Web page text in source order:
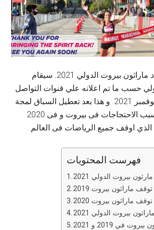
تم الاعلان عن ميعاد ماراثون بيروت الدولي 2021. سيقام
حسب ما تم اعلانه علي قنوات التواصل
الاجتماعي يوم 14 نوفمبر 2021. و هذا بعد تعطيل السباق لمجة
عامين فى 2019 بسبب الاحتجاجات فى بيروت و فى 2020
الذي اوقف جميع الرياضات فى العالم.
فهرست المحتويات
مارثون بيروت الدولي 2021
توقف ماراثون بيروت 2019
توقف ماراثون بيروت 2020
بيروت الدولي 2021
في 2019 و 2021